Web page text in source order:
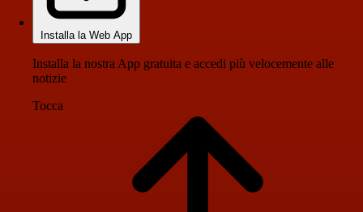
Installa la Web App
Installa la nostra App gratuita e accedi più velocemente alle
notizie
Tocca